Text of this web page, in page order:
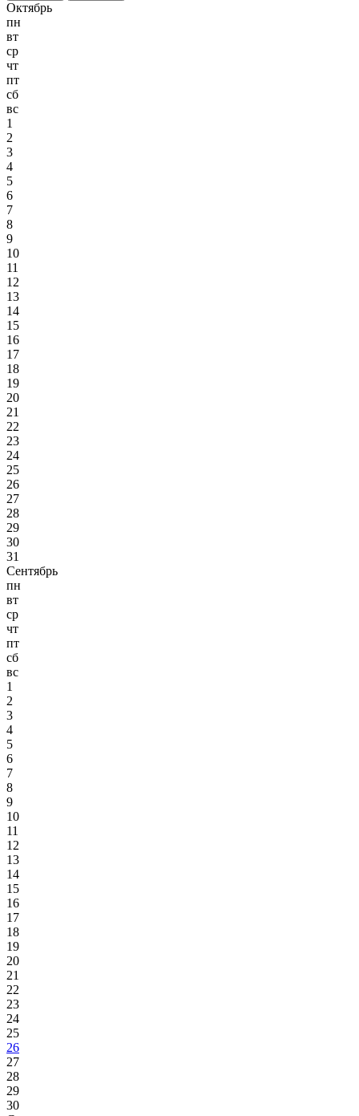
Октябрь
пн
вт
ср
чт
пт
сб
вс
1
2
3
4
5
6
7
8
9
10
11
12
13
14
15
16
17
18
19
20
21
22
23
24
25
26
27
28
29
30
31
Сентябрь
пн
вт
ср
чт
пт
сб
вс
1
2
3
4
5
6
7
8
9
10
11
12
13
14
15
16
17
18
19
20
21
22
23
24
25
26
27
28
29
30